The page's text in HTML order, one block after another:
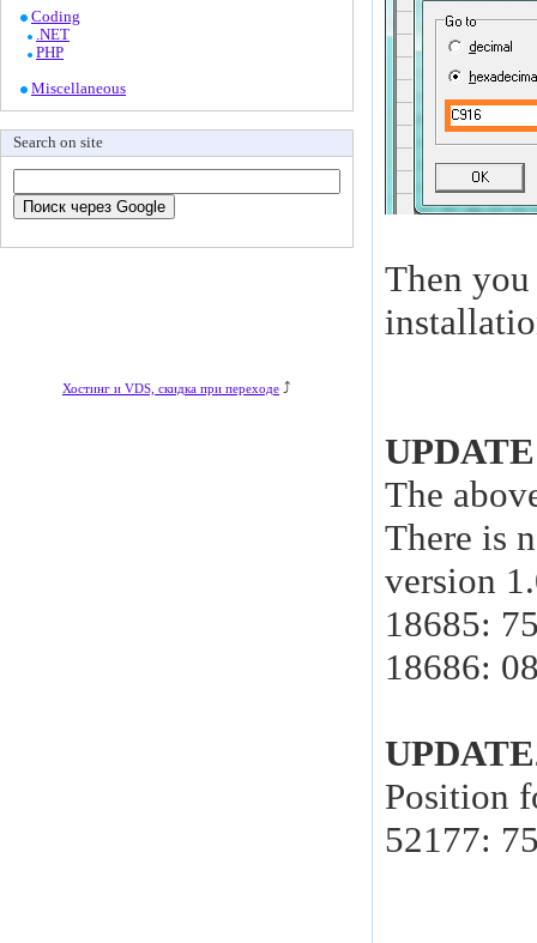
Coding
.NET
PHP
Miscellaneous
Search on site
Хостинг и VDS, скидка при переходе ⤴
Then
UPDATE
The
There is
version
18685:
18686:
Position
52177: